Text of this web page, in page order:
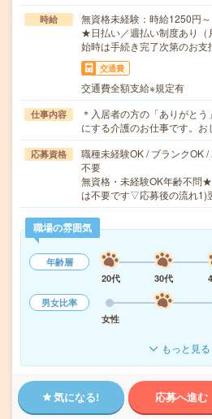
時給
無資格未経験：時給1250円
★日払い／週払い制度あり（
始時は手続き完了次第のお支
交通費
交通費全額支給※規定有
仕事内容
＊入居者の方の「ありがと
にする介護のお仕事です。
応募資格
職種未経験OK / ブランクOK
不要
無資格・未経験OK年齢不
は不要です▽応募後の流れ1)
職場の雰囲気
年齢層
20代
30代
男女比率
女性
もっと見る
気になる! 応募へ進む